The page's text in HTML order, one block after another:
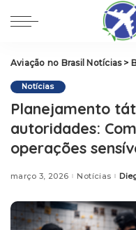
Aviação no Brasil Notícias>
Notícias
Planejamento
autoridades:
operações
março 3, 2026 Notícias